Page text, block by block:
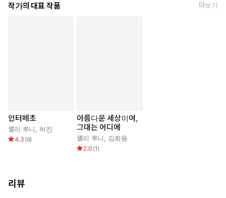
작가의 대표 작품 더보기
인터메초
샐리 루니 ,허진
4.3 (6)
아름다운 세상이여,
그대는 어디에
샐리 루니 김희용
2.0 (1)
리뷰